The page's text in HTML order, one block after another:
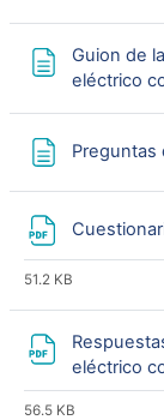
Guion de
eléctrico
Preguntas
51.2 KB
eléctrico
56.5 KB